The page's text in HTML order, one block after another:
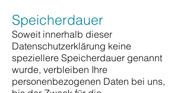
Speicherdauer
Soweit innerhalb dieser
Datenschutzerklärung keine
speziellere Speicherdauer genannt
wurde, verbleiben Ihre
personenbezogenen Daten bei uns,